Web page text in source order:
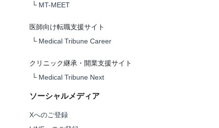
└ MT-MEET
医師向け転職支援サイト
└ Medical Tribune Career
クリニック継承・開業支援サイト
└ Medical Tribune Next
ソーシャルメディア
Xへのご登録